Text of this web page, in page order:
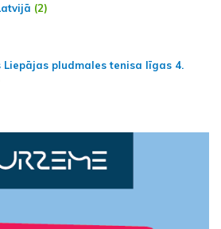
(2)
pludmales tenisa līgas 4.